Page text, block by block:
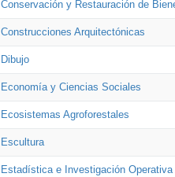
Conservación y Restauración de
Construcciones Arquitectónicas
Dibujo
Economía y Ciencias Sociales
Ecosistemas Agroforestales
Escultura
Estadística e Investigación